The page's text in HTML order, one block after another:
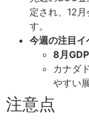
定され、12
す。
今週の注目イ
8月
カナダ
やすい
注意点